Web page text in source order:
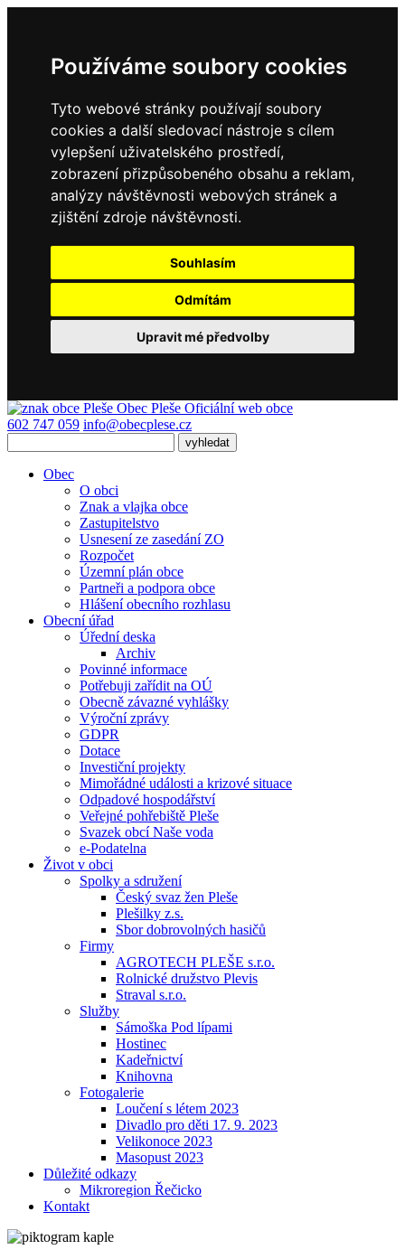
Používáme soubory cookies
Tyto webové stránky používají soubory
cookies a další sledovací nástroje s cílem
vylepšení uživatelského prostředí,
zobrazení přizpůsobeného obsahu a reklam,
analýzy návštěvnosti webových stránek a
zjištění zdroje návštěvnosti.
Souhlasím
Odmítám
Upravit mé předvolby
Obec Pleše Oficiální web obce
602 747 059 info@obecplese.cz
Obec
O obci
Znak a vlajka obce
Zastupitelstvo
Usnesení ze zasedání ZO
Rozpočet
Územní plán obce
Partneři a podpora obce
Hlášení obecního rozhlasu
Obecní úřad
Úřední deska
Archiv
Povinné informace
Potřebuji zařídit na OÚ
Obecně závazné vyhlášky
Výroční zprávy
GDPR
Dotace
Investiční projekty
Mimořádné události a krizové situace
Odpadové hospodářství
Veřejné pohřebiště Pleše
Svazek obcí Naše voda
e-Podatelna
Život v obci
Spolky a sdružení
Český svaz žen Pleše
Plešilky z.s.
Sbor dobrovolných hasičů
Firmy
AGROTECH PLEŠE s.r.o.
Rolnické družstvo Plevis
Straval s.r.o.
Služby
Sámoška Pod lípami
Hostinec
Kadeřnictví
Knihovna
Fotogalerie
Loučení s létem 2023
Divadlo pro děti 17. 9. 2023
Velikonoce 2023
Masopust 2023
Důležité odkazy
Mikroregion Řečicko
Kontakt